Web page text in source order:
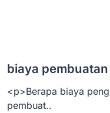
biaya
<p>Berapa biaya
pembuat..